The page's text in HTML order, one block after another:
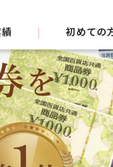
| 初めての